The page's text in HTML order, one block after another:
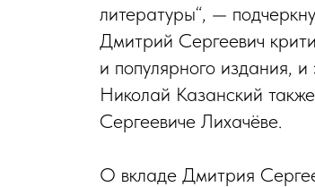
литературы“, —
Дмитрий Сергеевич
и популярного издания,
Николай Казанский
Сергеевиче Лихачёве.
О вкладе Дмитрия